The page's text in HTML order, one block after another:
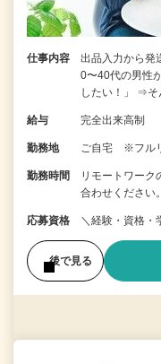
仕事内容
出品入力から発
0〜40代の男性
したい！」 ⇒
給与 完全出来高制
勤務地 ご自宅 ※フル
勤務時間
リモートワーク
合わせください
応募資格 ＼経験・資格・
後で見る